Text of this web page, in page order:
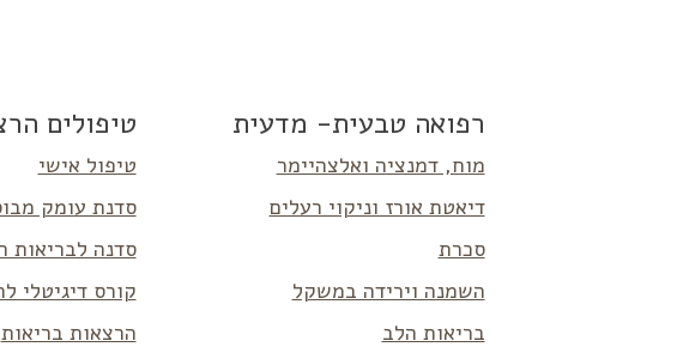
טיפולים
טיפול אישי
סדנת עומק
סדנה לבריאות
קורס דיגיטלי
הרצאות בריאות
רפואה טבעית- מדעית
מוח, דמנציה ואלצהיימר
דיאטת אורז וניקוי רעלים
סכרת
השמנה וירידה במשקל
בריאות הלב